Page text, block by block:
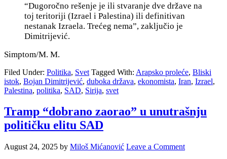
“Dugoročno rešenje je ili stvaranje dve države na
toj teritoriji (Izrael i Palestina) ili definitivan
nestanak Izraela. Trećeg nema”, zaključio je
Dimitrijević.
Simptom/M. M.
Filed Under: Politika, Svet Tagged With: Arapsko proleće, Bliski
istok, Bojan Dimitrijević, duboka država, ekonomista, Iran, Izrael,
Palestina, politika, SAD, Sirija, svet
Tramp “dobrano zaorao” u unutrašnju
političku elitu SAD
August 24, 2025 by Miloš Mićanović Leave a Comment